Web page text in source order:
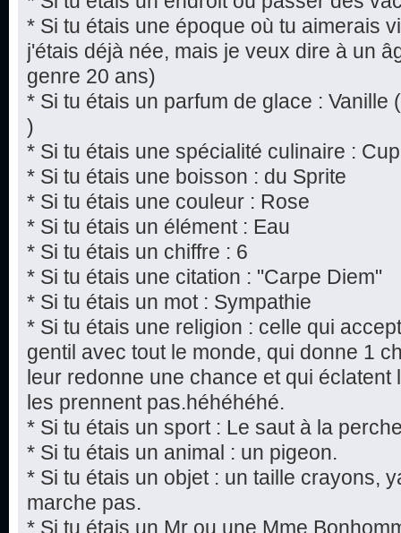
* Si tu étais une époque où tu aimerais
j'étais déjà née, mais je veux dire à un
genre 20 ans)
* Si tu étais un parfum de glace : Vanille
)
* Si tu étais une spécialité culinaire :
* Si tu étais une boisson : du Sprite
* Si tu étais une couleur : Rose
* Si tu étais un élément : Eau
* Si tu étais un chiffre : 6
* Si tu étais une citation : "Carpe Diem"
* Si tu étais un mot : Sympathie
* Si tu étais une religion : celle qui
gentil avec tout le monde, qui donne 1
leur redonne une chance et qui
les prennent pas.héhéhéhé.
* Si tu étais un sport : Le saut à la
* Si tu étais un animal : un pigeon.
* Si tu étais un objet : un taille crayons,
marche pas.
* Si tu étais un Mr ou une Mme